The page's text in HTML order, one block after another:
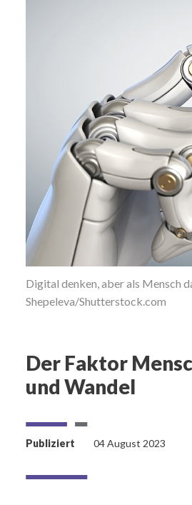
Digital denken, aber als Mensch
Shepeleva/Shutterstock.com
Der Faktor
und Wandel
Publiziert 04 August 2023